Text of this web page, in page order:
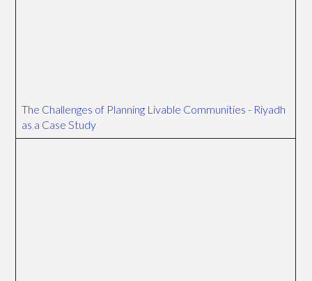
The Challenges of Planning Livable Communities - Riyadh
as a Case Study